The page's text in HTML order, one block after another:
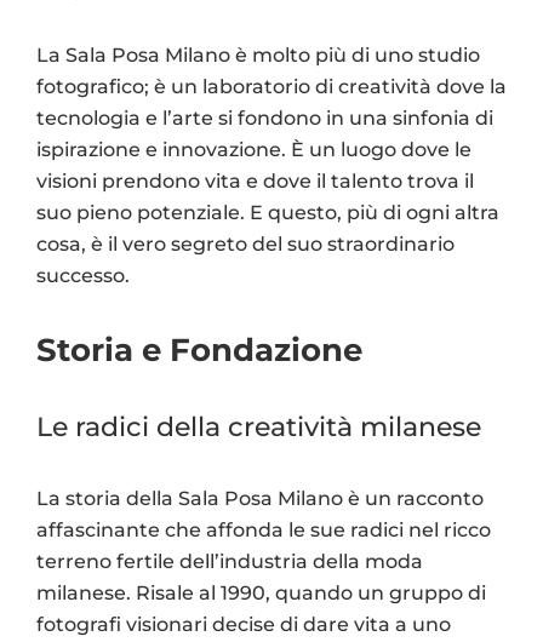
La Sala Posa Milano è molto più di uno studio
fotografico; è un laboratorio di creatività dove la
tecnologia e l’arte si fondono in una sinfonia di
ispirazione e innovazione. È un luogo dove le
visioni prendono vita e dove il talento trova il
suo pieno potenziale. E questo, più di ogni altra
cosa, è il vero segreto del suo straordinario
successo.
Storia e Fondazione
Le radici della creatività milanese
La storia della Sala Posa Milano è un racconto
affascinante che affonda le sue radici nel ricco
terreno fertile dell’industria della moda
milanese. Risale al 1990, quando un gruppo di
fotografi visionari decise di dare vita a uno